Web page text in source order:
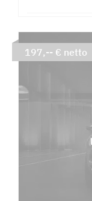
197,-- € netto